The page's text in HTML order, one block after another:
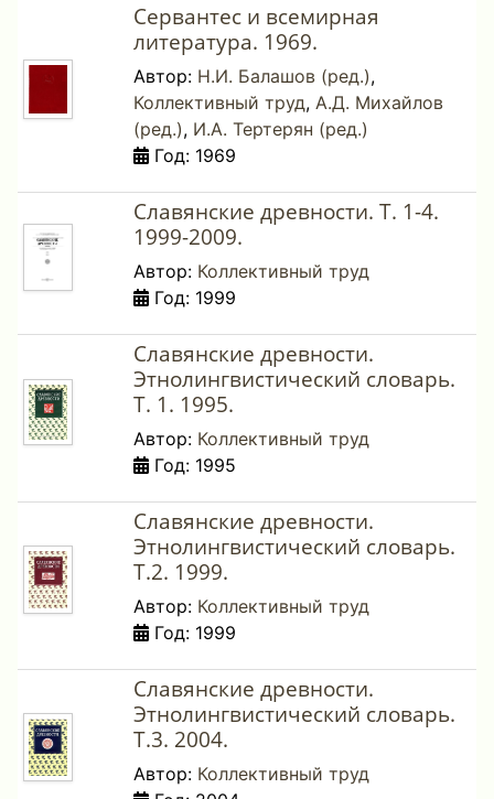
Сервантес и всемирная
литература. 1969.
Автор: Н.И. Балашов (ред.),
Коллективный труд, А.Д. Михайлов
(ред.), И.А. Тертерян (ред.)
Год: 1969
Славянские древности. Т. 1-4.
1999-2009.
Автор: Коллективный труд
Год: 1999
Славянские древности.
Этнолингвистический словарь.
Т. 1. 1995.
Автор: Коллективный труд
Год: 1995
Славянские древности.
Этнолингвистический словарь.
Т.2. 1999.
Автор: Коллективный труд
Год: 1999
Славянские древности.
Этнолингвистический словарь.
Т.3. 2004.
Автор: Коллективный труд